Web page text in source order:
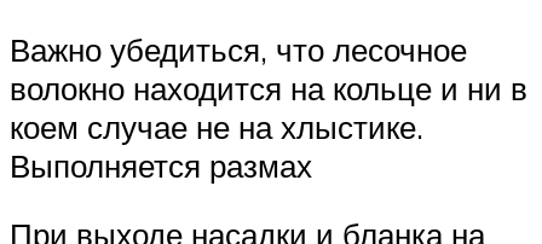
Важно убедиться, что лесочное
волокно находится на кольце и ни в
коем случае не на хлыстике.
Выполняется размах
При выходе насадки и бланка на